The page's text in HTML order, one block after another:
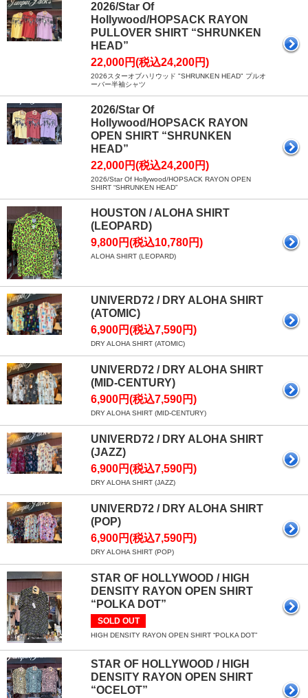
2026/Star Of
Hollywood/HOPSACK RAYON
PULLOVER SHIRT “SHRUNKEN
HEAD”
22,000円(税込24,200円)
2026スターオブハリウッド "SHRUNKEN HEAD" プルオ
ーバー半袖シャツ
2026/Star Of
Hollywood/HOPSACK RAYON
OPEN SHIRT “SHRUNKEN
HEAD”
22,000円(税込24,200円)
2026/Star Of Hollywood/HOPSACK RAYON OPEN
SHIRT “SHRUNKEN HEAD”
HOUSTON / ALOHA SHIRT
(LEOPARD)
9,800円(税込10,780円)
ALOHA SHIRT (LEOPARD)
UNIVERD72 / DRY ALOHA SHIRT
(ATOMIC)
6,900円(税込7,590円)
DRY ALOHA SHIRT (ATOMIC)
UNIVERD72 / DRY ALOHA SHIRT
(MID-CENTURY)
6,900円(税込7,590円)
DRY ALOHA SHIRT (MID-CENTURY)
UNIVERD72 / DRY ALOHA SHIRT
(JAZZ)
6,900円(税込7,590円)
DRY ALOHA SHIRT (JAZZ)
UNIVERD72 / DRY ALOHA SHIRT
(POP)
6,900円(税込7,590円)
DRY ALOHA SHIRT (POP)
STAR OF HOLLYWOOD / HIGH
DENSITY RAYON OPEN SHIRT
“POLKA DOT”
SOLD OUT
HIGH DENSITY RAYON OPEN SHIRT “POLKA DOT”
STAR OF HOLLYWOOD / HIGH
DENSITY RAYON OPEN SHIRT
“OCELOT”